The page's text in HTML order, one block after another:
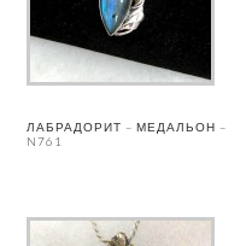
ЛАБРАДОРИТ – МЕДАЛЬОН –
N761